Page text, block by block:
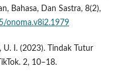
Bahasa, Dan Sastra, 8(2),
onoma.v8i2.1979
U. I. (2023). Tindak Tutur
2, 10–18.